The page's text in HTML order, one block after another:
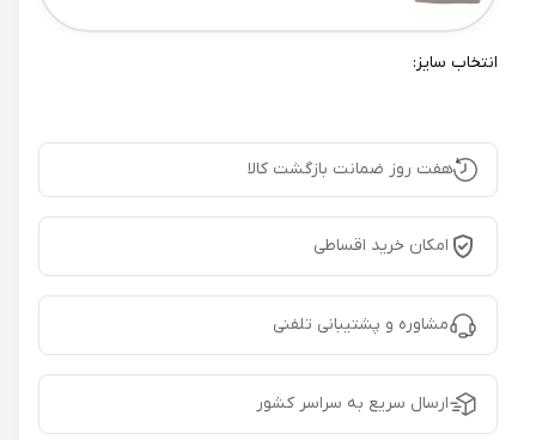
انتخاب سایز:
هفت روز ضمانت بازگشت کالا
امکان خرید اقساطی
مشاوره و پشتیبانی تلفنی
ارسال سریع به سراسر کشور